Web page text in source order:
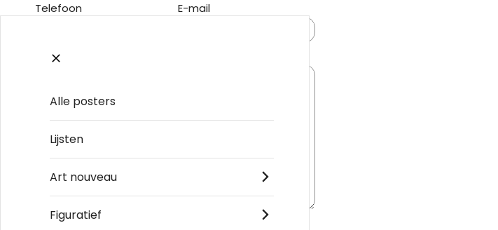
Telefoon E-mail
Bericht
Alle posters
Lijsten
Art nouveau
Figuratief